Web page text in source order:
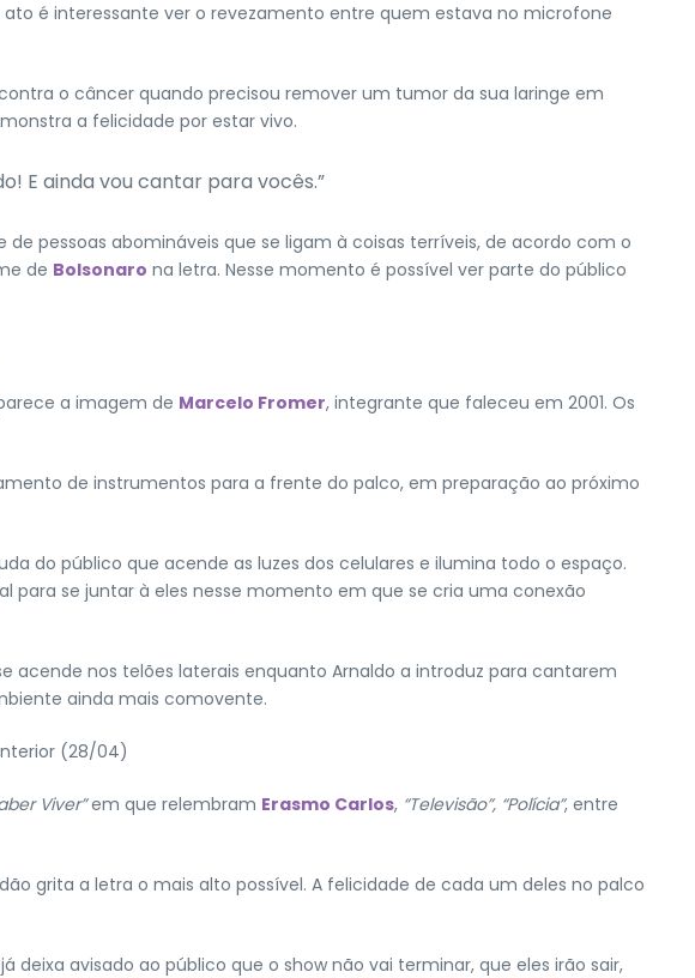
é interessante ver o revezamento entre quem estava no microfone
o câncer quando precisou remover um tumor da sua laringe em
a felicidade por estar vivo.
E ainda vou cantar para vocês.”
pessoas abomináveis que se ligam à coisas terríveis, de acordo com o
de Bolsonaro na letra. Nesse momento é possível ver parte do público
a imagem de Marcelo Fromer, integrante que faleceu em 2001. Os
de instrumentos para a frente do palco, em preparação ao próximo
do público que acende as luzes dos celulares e ilumina todo o espaço.
para se juntar à eles nesse momento em que se cria uma conexão
acende nos telões laterais enquanto Arnaldo a introduz para cantarem
ainda mais comovente.
(28/04)
Viver”em que relembram Erasmo Carlos, “Televisão”, “Polícia”, entre
grita a letra o mais alto possível. A felicidade de cada um deles no palco
avisado ao público que o show não vai terminar, que eles irão sair,